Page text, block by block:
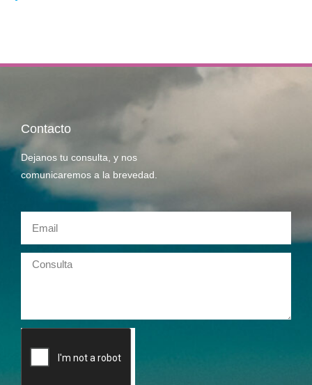
Contacto
Dejanos tu consulta, y nos
comunicaremos a la brevedad.